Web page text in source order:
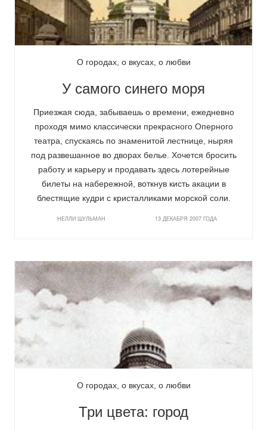
О городах, о вкусах, о любви
У самого синего моря
Приезжая сюда, забываешь о времени, ежедневно
проходя мимо классически прекрасного Оперного
театра, спускаясь по знаменитой лестнице, ныряя
под развешанное во дворах белье. Хочется бросить
работу и карьеру и продавать здесь лотерейные
билеты на набережной, воткнув кисть акации в
блестящие кудри с кристалликами морской соли.
НЕЛЛИ ШУЛЬМАН 13 ДЕКАБРЯ 2007 ГОДА
О городах, о вкусах, о любви
Три цвета: город